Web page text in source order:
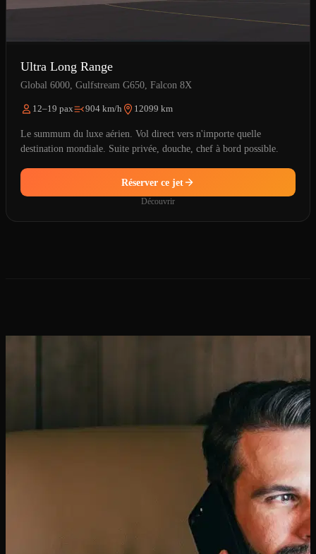
Ultra Long Range
Global 6000, Gulfstream G650, Falcon 8X
12–19 pax 904 km/h 12099 km
Le summum du luxe aérien. Vol direct vers n'importe quelle
destination mondiale. Suite privée, douche, chef à bord possible.
Réserver ce jet
Découvrir